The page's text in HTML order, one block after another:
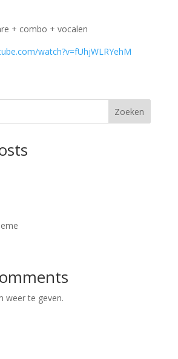
+ combo + vocalen
watch?v=fUhjWLRYehM
Zoeken
weer te geven.